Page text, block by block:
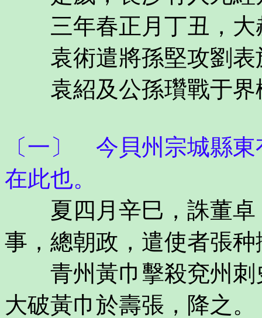
三年春正月丁丑，大
袁術遣將孫堅攻劉表
袁紹及公孫瓚戰于界
〔一〕 今貝州宗城縣
在此也。
夏四月辛巳，誅董卓
事，總朝政，遣使者張
青州黃巾擊殺兗州刺
大破黃巾於壽張，降之。